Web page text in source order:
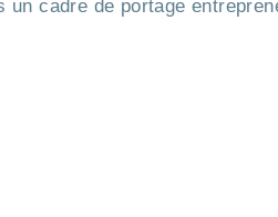
cadre de portage